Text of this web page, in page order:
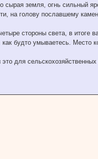
сырая земля, огнь сильный
на голову пославшему
стороны света, в итоге
будто умываетесь. Место
для сельскохозяйственных